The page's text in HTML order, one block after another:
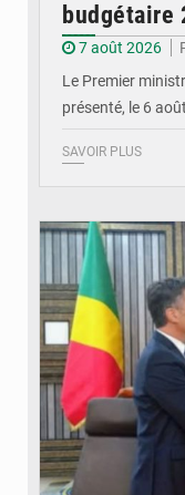
budgétaire
7 août 2026
Le Premier
présenté, le 6
SAVOIR PLUS